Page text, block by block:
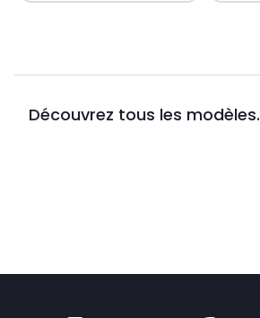
Découvrez tous les modèles.